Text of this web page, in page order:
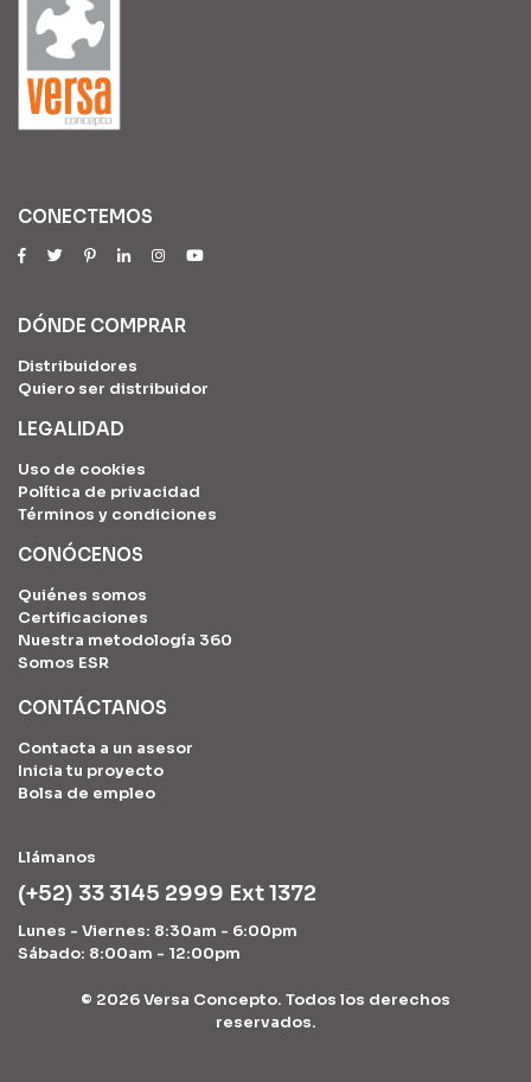
CONECTEMOS
CONTÁCTANOS
Contacta a un asesor
Inicia tu proyecto
Bolsa de empleo
Llámanos
(+52) 33 3145 2999 Ext 1372
Lunes - Viernes: 8:30am - 6:00pm
Sábado: 8:00am - 12:00pm
CONÓCENOS
Quiénes somos
Certificaciones
Nuestra metodología 360
Somos ESR
LEGALIDAD
Uso de cookies
Política de privacidad
Términos y condiciones
DÓNDE COMPRAR
Distribuidores
Quiero ser distribuidor
© 2026 Versa Concepto. Todos los derechos
reservados.